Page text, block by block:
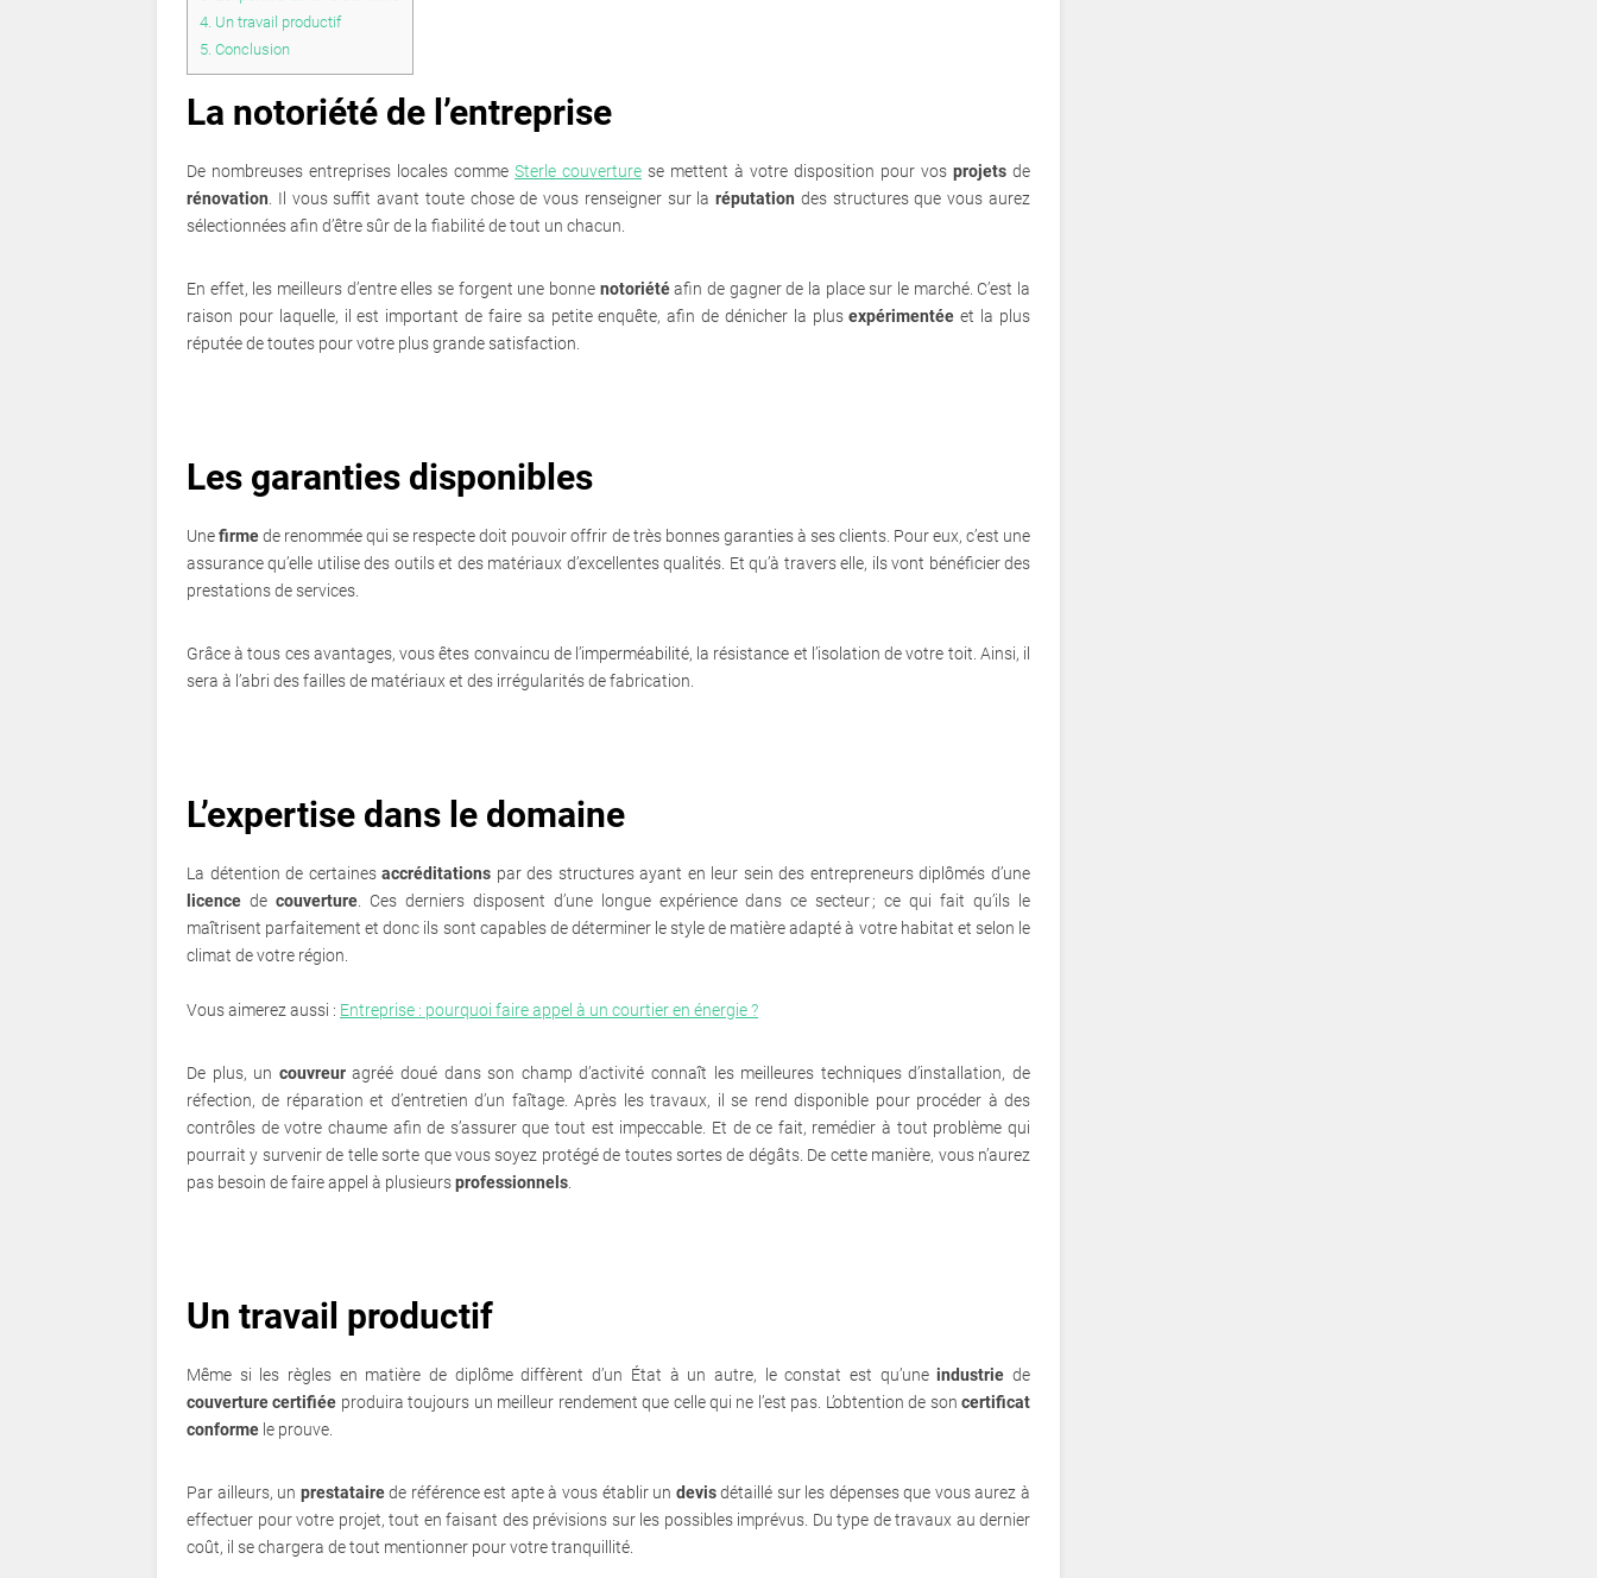
4. Un travail productif
5. Conclusion
La notoriété de l’entreprise
De nombreuses entreprises locales comme Sterle couverture se mettent à votre disposition pour vos projets de
rénovation . Il vous suffit avant toute chose de vous renseigner sur laréputation des structures que vous aurez
sélectionnées afin d’être sûr de la fiabilité de tout un chacun.
En effet, les meilleurs d’entre elles se forgent une bonne notoriétéafin de gagner de la place sur le marché. C’est la
raison pour laquelle, il est important de faire sa petite enquête, afin de dénicher la plusexpérimentée et la plus
réputée de toutes pour votre plus grande satisfaction.
Les garanties disponibles
Unefirmede renommée qui se respecte doit pouvoir offrir de très bonnes garanties à ses clients. Pour eux, c’est une
assurance qu’elle utilise des outils et des matériaux d’excellentes qualités. Et qu’à travers elle, ils vont bénéficier des
prestations de services.
Grâce à tous ces avantages, vous êtes convaincu de l’imperméabilité, la résistance et l’isolation de votre toit. Ainsi, il
sera à l’abri des failles de matériaux et des irrégularités de fabrication.
L’expertise dans le domaine
La détention de certainesaccréditations par des structures ayant en leur sein des entrepreneurs diplômés d’une
licence de couverture. Ces derniers disposent d’une longue expérience dans ce secteur ; ce qui fait qu’ils le
maîtrisent parfaitement et donc ils sont capables de déterminer le style de matière adapté à votre habitat et selon le
climat de votre région.
Vous aimerez aussi : Entreprise : pourquoi faire appel à un courtier en énergie ?
De plus, un couvreuragréé doué dans son champ d’activité connaît les meilleures techniques d’installation, de
réfection, de réparation et d’entretien d’un faîtage. Après les travaux, il se rend disponible pour procéder à des
contrôles de votre chaume afin de s’assurer que tout est impeccable. Et de ce fait, remédier à tout problème qui
pourrait y survenir de telle sorte que vous soyez protégé de toutes sortes de dégâts. De cette manière, vous n’aurez
pas besoin de faire appel à plusieursprofessionnels
Un travail productif
Même si les règles en matière de diplôme diffèrent d’un État à un autre, le constat est qu’uneindustrie de
couverture certifiée produira toujours un meilleur rendement que celle qui ne l’est pas. L’obtention de son certificat
conforme le prouve.
Par ailleurs, un prestatairede référence est apte à vous établir un devisdétaillé sur les dépenses que vous aurez à
effectuer pour votre projet, tout en faisant des prévisions sur les possibles imprévus. Du type de travaux au dernier
coût, il se chargera de tout mentionner pour votre tranquillité.